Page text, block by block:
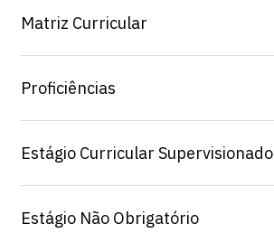
Matriz Curricular
Proficiências
Estágio Curricular Supervisionado
Estágio Não Obrigatório